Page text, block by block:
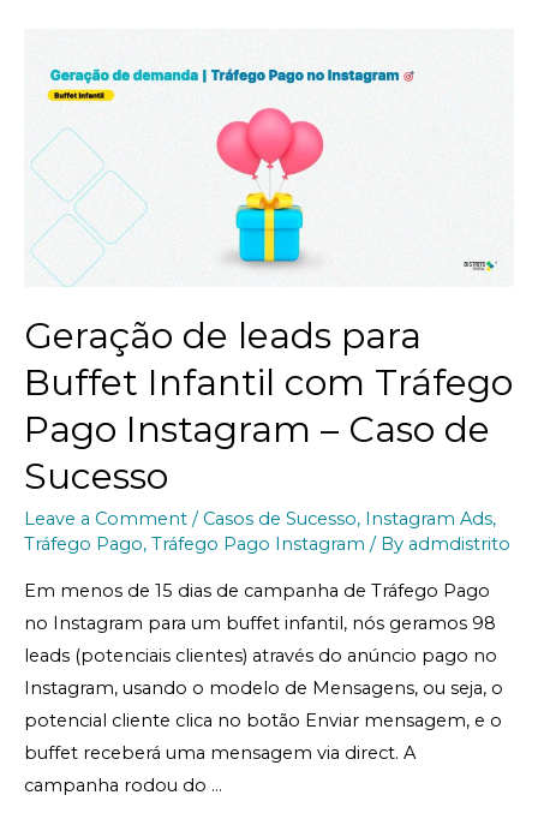
Geração de leads para
Buffet Infantil com Tráfego
Pago Instagram – Caso de
Sucesso
Leave a Comment / Casos de Sucesso, Instagram Ads,
Tráfego Pago, Tráfego Pago Instagram / By admdistrito
Em menos de 15 dias de campanha de Tráfego Pago
no Instagram para um buffet infantil, nós geramos 98
leads (potenciais clientes) através do anúncio pago no
Instagram, usando o modelo de Mensagens, ou seja, o
potencial cliente clica no botão Enviar mensagem, e o
buffet receberá uma mensagem via direct. A
campanha rodou do …